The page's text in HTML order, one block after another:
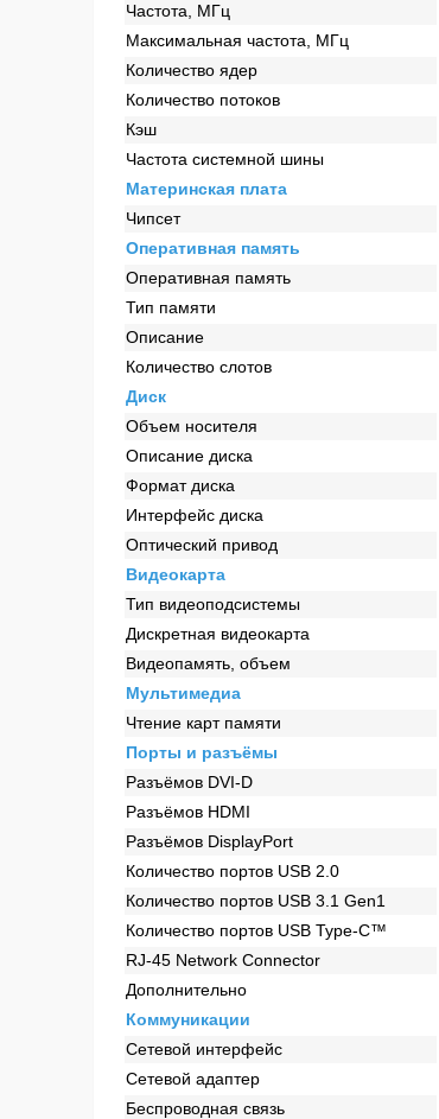
Частота, МГц
Максимальная частота, МГц
Количество ядер
Количество потоков
Кэш
Частота системной шины
Материнская плата
Чипсет
Оперативная память
Оперативная память
Тип памяти
Описание
Количество слотов
Диск
Объем носителя
Описание диска
Формат диска
Интерфейс диска
Оптический привод
Видеокарта
Тип видеоподсистемы
Дискретная видеокарта
Видеопамять, объем
Мультимедиа
Чтение карт памяти
Порты и разъёмы
Разъёмов DVI-D
Разъёмов HDMI
Разъёмов DisplayPort
Количество портов USB 2.0
Количество портов USB 3.1 Gen1
Количество портов USB Type-C™
RJ-45 Network Connector
Дополнительно
Коммуникации
Сетевой интерфейс
Сетевой адаптер
Беспроводная связь